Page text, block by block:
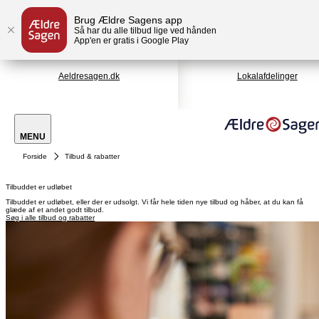
Brug Ældre Sagens app
Så har du alle tilbud lige ved hånden
App'en er gratis i Google Play
Aeldresagen.dk Lokalafdelinger
MENU
Forside Tilbud & rabatter
Tilbuddet er udløbet
Tilbuddet er udløbet, eller der er udsolgt. Vi får hele tiden nye tilbud og håber, at du kan få
glæde af et andet godt tilbud.
Søg i alle tilbud og rabatter